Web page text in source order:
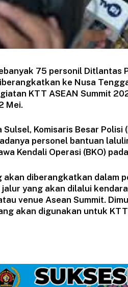
75 personil
ke Nusa
KTT ASEAN Summit
Mei.
Komisaris Besar Polisi
personel bantuan
Kendali Operasi (BKO)
akan diberangkatkan dalam
yang akan dilalui
venue Asean Summit.
akan digunakan untuk